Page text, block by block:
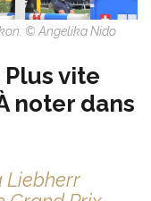
© Angelika Nido
vite
noter dans
Liebherr